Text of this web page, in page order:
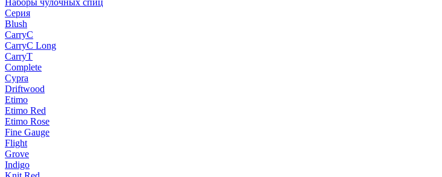
Наборы чулочных спиц
Серия
Blush
CarryC
CarryC Long
CarryT
Complete
Cypra
Driftwood
Etimo
Etimo Red
Etimo Rose
Fine Gauge
Flight
Grove
Indigo